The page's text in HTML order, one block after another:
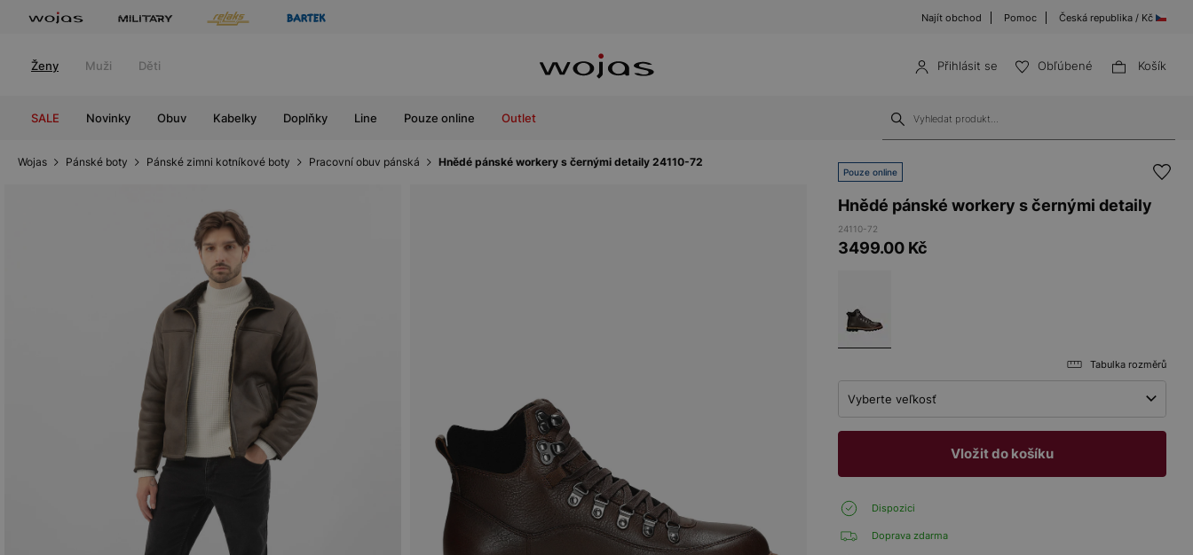
Najít obchod Pomoc Česká republika / Kč
Ženy Muži Děti Přihlásit se Obľúbené Košík
SALE Novinky Obuv Kabelky Doplňky Line Pouze online Outlet
Wojas Pánské boty Pánské zimni kotníkové boty Pracovní obuv pánská Hnědé pánské workery s černými detaily 24110-72
Pouze online
Hnědé pánské workery s černými detaily
24110-72
3499.00 Kč
Tabulka rozměrů
Vyberte veľkosť
Vložit do košíku
Dispozici
Doprava zdarma